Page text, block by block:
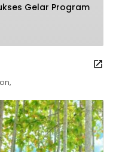
Gelar Program